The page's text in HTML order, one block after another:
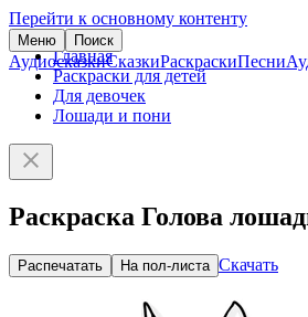
Перейти к основному контенту
Меню Поиск
АудиосказкиСказкиРаскраскиПесни
Главная
Раскраски для детей
Для девочек
Лошади и пони
Раскраска Голова
Распечатать На пол-листа Скачать